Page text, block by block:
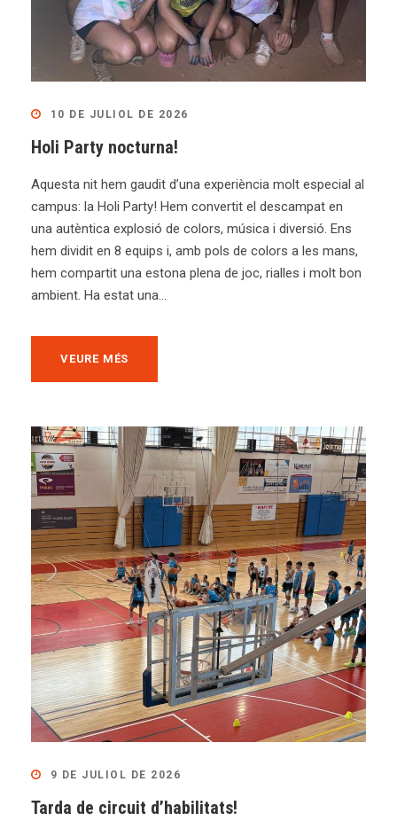
10 DE JULIOL DE 2026
Holi Party nocturna!
Aquesta nit hem gaudit d’una experiència molt especial al
campus: la Holi Party! Hem convertit el descampat en
una autèntica explosió de colors, música i diversió. Ens
hem dividit en 8 equips i, amb pols de colors a les mans,
hem compartit una estona plena de joc, rialles i molt bon
ambient. Ha estat una...
VEURE MÉS
9 DE JULIOL DE 2026
Tarda de circuit d’habilitats!